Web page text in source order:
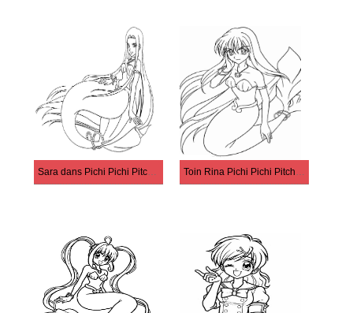
Sara dans Pichi Pichi Pitch : La Mélodie des sirènes Toin Rina Pichi Pichi Pitch : La Mélodie des sirènes